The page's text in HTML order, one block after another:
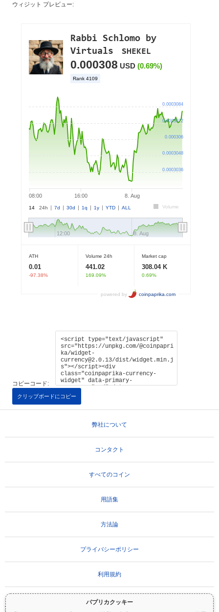
パプリカクッキー
ウィジット プレビュー:
コピーコード:
クリップボードにコピー
弊社について
コンタクト
すべてのコイン
用語集
方法論
プライバシーポリシー
利用規約
重要な免責事項：